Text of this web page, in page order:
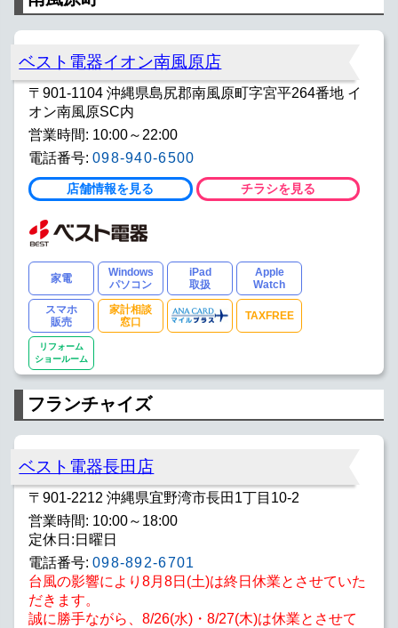
ベスト電器イオン南風原店
〒901-1104 沖縄県島尻郡南風原町字宮平264番地 イ
オン南風原SC内
営業時間: 10:00～22:00
電話番号: 098-940-6500
店舗情報を見る チラシを見る
家電
Windows
パソコン
iPad
取扱
Apple
Watch
スマホ
販売
家計相談
窓口
TAXFREE
リフォーム
ショールーム
フランチャイズ
ベスト電器長田店
〒901-2212 沖縄県宜野湾市長田1丁目10-2
営業時間: 10:00～18:00
定休日:日曜日
電話番号: 098-892-6701
台風の影響により8月8日(土)は終日休業とさせていた
だきます。
誠に勝手ながら、8/26(水)・8/27(木)は休業とさせて